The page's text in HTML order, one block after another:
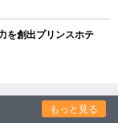
を創出プリンスホテ
もっと見る